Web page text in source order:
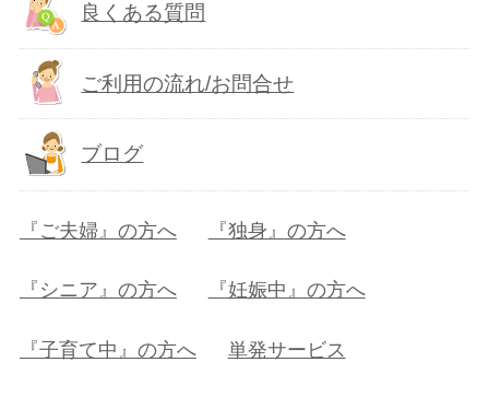
良くある質問
ご利用の流れ/お問合せ
ブログ
『ご夫婦』の方へ 『独身』の方へ
『シニア』の方へ 『妊娠中』の方へ
『子育て中』の方へ 単発サービス